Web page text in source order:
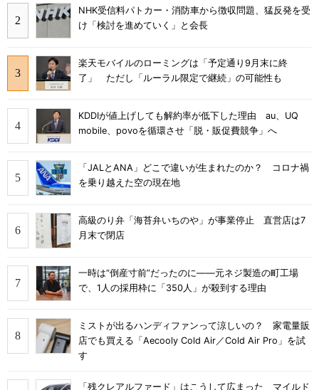
NHK受信料パトカー・消防車から徴収問題、猛反発を受
け「検討を進めていく」と会長
楽天モバイルのローミングは「予定通り9月末に終
了」 ただし「ルーラル限定で継続」の可能性も
KDDIが値上げしても解約率が低下した理由 au、UQ
mobile、povoを循環させ「脱・販促費競争」へ
「JALとANA」どこで違いが生まれたのか？ コロナ禍
を乗り越えた空の現在地
高級のり弁「海苔弁いちのや」が事業停止 直営店は7
月末で閉店
一時は“倒産寸前”だったのに――元ネジ製造の町工場
で、1人の採用枠に「350人」が殺到する理由
ミストが出るハンディファンって涼しいの？ 家電量販
店でも買える「Aecooly Cold Air／Cold Air Pro」を試
す
「残クレアルファード」はこうして広まった マイルド